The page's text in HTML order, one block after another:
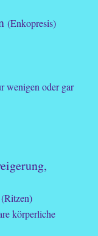
(Enkopresis)
wenigen oder gar
(Ritzen)
körperliche